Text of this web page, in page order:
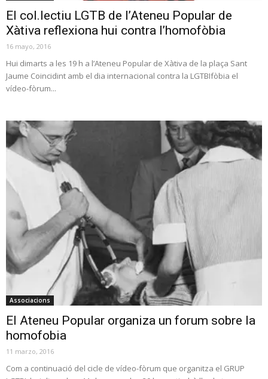
El col.lectiu LGTB de l’Ateneu Popular de
Xàtiva reflexiona hui contra l’homofòbia
16 mayo, 2016
Hui dimarts a les 19 h a l’Ateneu Popular de Xàtiva de la plaça Sant
Jaume Coincidint amb el dia internacional contra la LGTBIfòbia el
vídeo-fòrum...
Associacions
El Ateneu Popular organiza un forum sobre la
homofobia
11 marzo, 2016
Com a continuació del cicle de vídeo-fòrum que organitza el GRUP